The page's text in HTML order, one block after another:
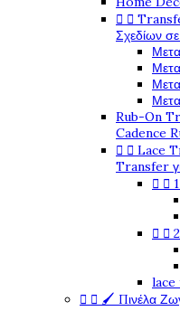
 
Σχεδίων
Rub-On
Cadence
  Lace
Transfer
 
 
lace
  🖌️ Πινέλα